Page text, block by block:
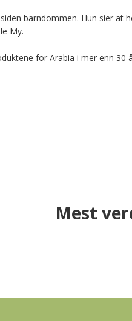
barndommen. Hun sier at
My.
for Arabia i mer enn 30
Mest